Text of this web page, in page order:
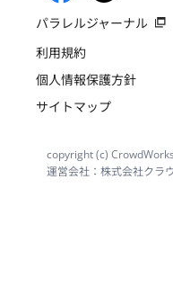
パラレルジャーナル
利用規約
個人情報保護方針
サイトマップ
copyright (c)
運営会社：株式会社クラ